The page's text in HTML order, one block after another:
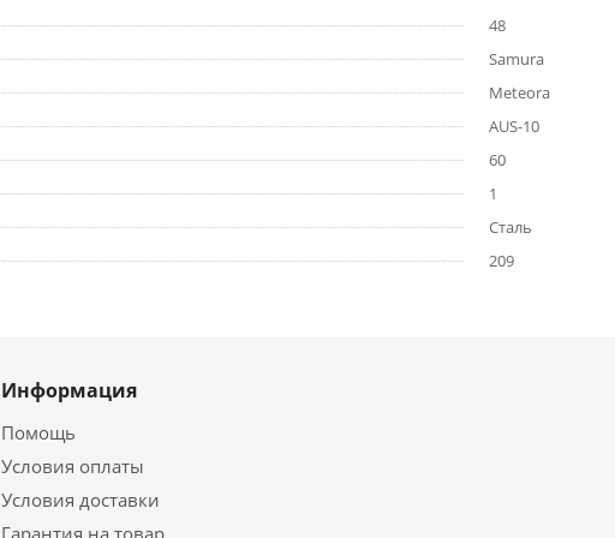
48
Samura
Meteora
AUS-10
60
1
Сталь
209
Информация
Помощь
Условия оплаты
Условия доставки